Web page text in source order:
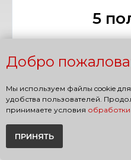
5
течении
Добро
Мы используем файлы cookie
удобства пользователей.
принимаете условия
ПРИНЯТЬ